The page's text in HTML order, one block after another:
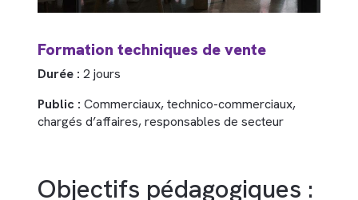
Formation techniques de vente
Durée : 2 jours
Public : Commerciaux, technico-commerciaux,
chargés d’affaires, responsables de secteur
Objectifs pédagogiques :